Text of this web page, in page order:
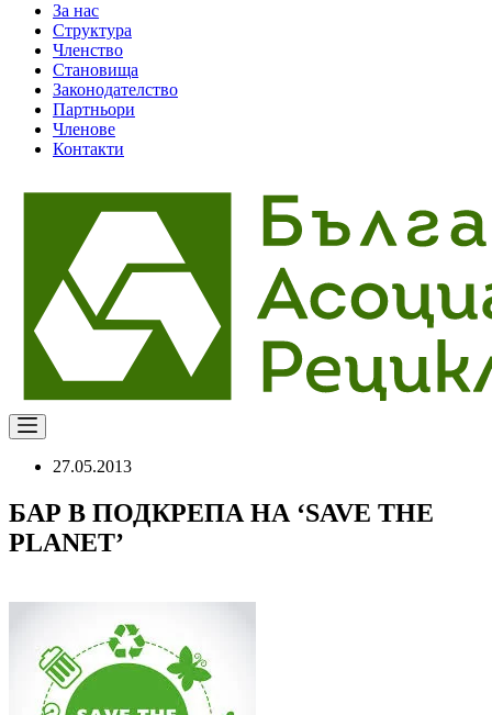
За нас
Структура
Членство
Становища
Законодателство
Партньори
Членове
Контакти
27.05.2013
БАР В ПОДКРЕПА НА ‘SAVE THE
PLANET’